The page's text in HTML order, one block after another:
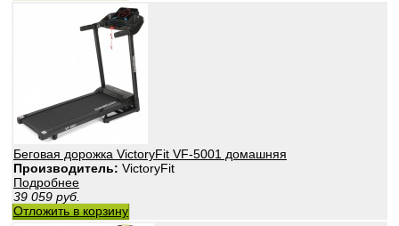
Беговая дорожка VictoryFit VF-5001 домашняя
Производитель: VictoryFit
Подробнее
39 059 руб.
Отложить в корзину